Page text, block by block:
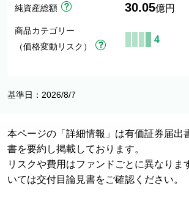
純資産総額 30.05億円
商品カテゴリー
（価格変動リスク）
4
基準日：2026/8/7
本ページの「詳細情報」は有価証券届出
書を要約し掲載しております。
リスクや費用はファンドごとに異なりま
いては交付目論見書をご確認ください。